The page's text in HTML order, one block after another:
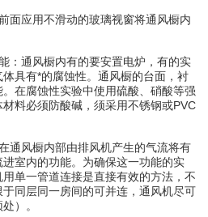
应用不滑动的玻璃视窗将通风橱内
通风橱内有的要安置电炉，有的实
具有*的腐蚀性。通风橱的台面，衬
在腐蚀性实验中使用硫酸、硝酸等强
料必须防酸碱，须采用不锈钢或PVC
风橱内部由排风机产生的气流将有
室内的功能。为确保这一功能的实
单一管道连接是直接有效的方法，不
同层同一房间的可并连，通风机尽可
）。